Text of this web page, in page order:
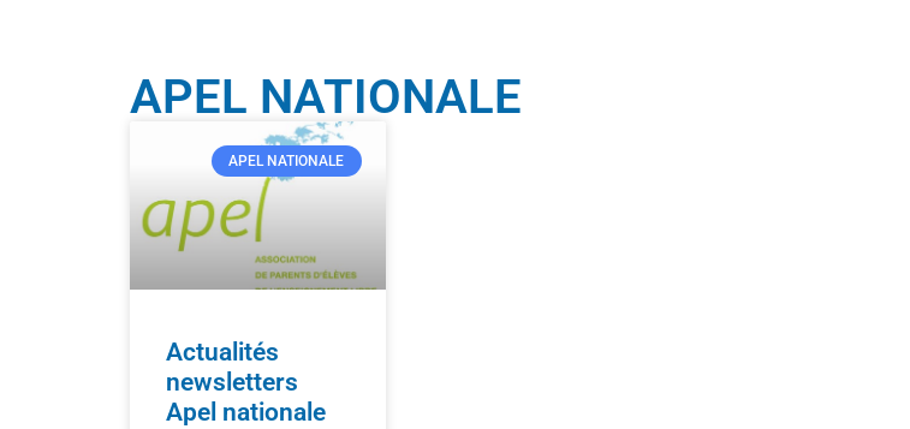
APEL NATIONALE
APEL NATIONALE
Actualités
newsletters
Apel nationale